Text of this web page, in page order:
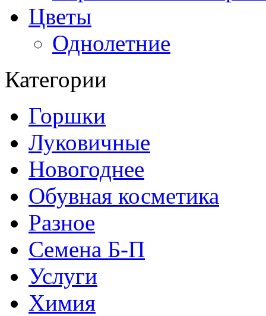
Цветы
Однолетние
Категории
Горшки
Луковичные
Новогоднее
Обувная косметика
Разное
Семена Б-П
Услуги
Химия